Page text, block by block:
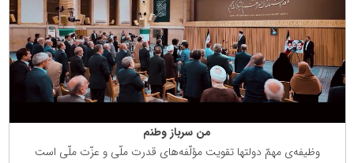
من سرباز وطنم
وظیفه‌ی مهمّ دولتها تقویت مؤلّفه‌های قدرت ملّی و عزّت ملّی است